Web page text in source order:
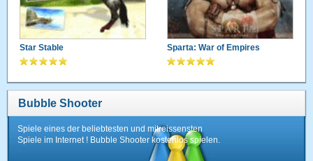
Star Stable Sparta: War of Empires
Bubble Shooter
Spiele eines der beliebtesten und mitreissensten
Spiele im Internet ! Bubble Shooter kostenlos spielen.